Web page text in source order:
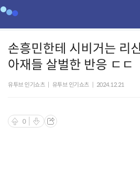
손흥민한테 시비거는 리
아재들 살벌한 반응 ㄷㄷ
유투브 인기쇼츠 유투브 인기쇼츠 2024.12.21
0